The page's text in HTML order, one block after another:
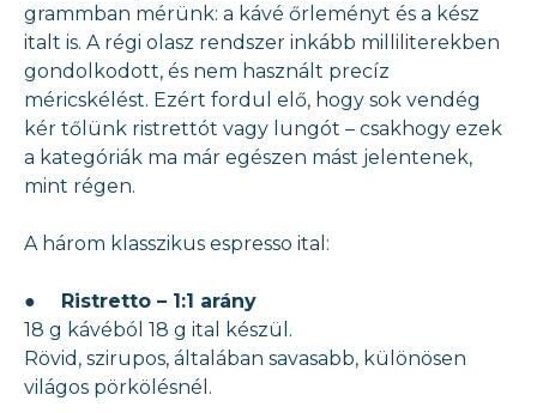
grammban mérünk: a kávé őrleményt és a kész
italt is. A régi olasz rendszer inkább milliliterekben
gondolkodott, és nem használt precíz
méricskélést. Ezért fordul elő, hogy sok vendég
kér tőlünk ristrettót vagy lungót – csakhogy ezek
a kategóriák ma már egészen mást jelentenek,
mint régen.
A három klasszikus espresso ital:
●
Ristretto – 1:1 arány
18 g kávéból 18 g ital készül.
Rövid, szirupos, általában savasabb, különösen
világos pörkölésnél.